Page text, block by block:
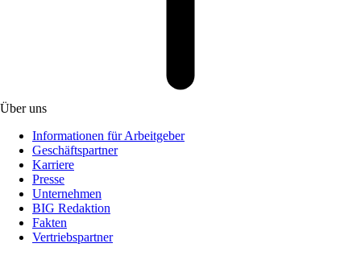
Über uns
Informationen für Arbeitgeber
Geschäftspartner
Karriere
Presse
Unternehmen
BIG Redaktion
Fakten
Vertriebspartner